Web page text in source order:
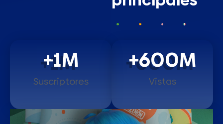
Suscriptores
+1M
Vistas
+600M